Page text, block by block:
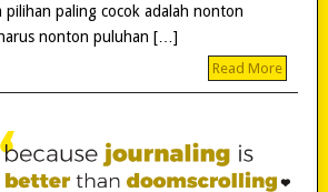
pilihan paling cocok adalah nonton
nonton puluhan […]
Read More